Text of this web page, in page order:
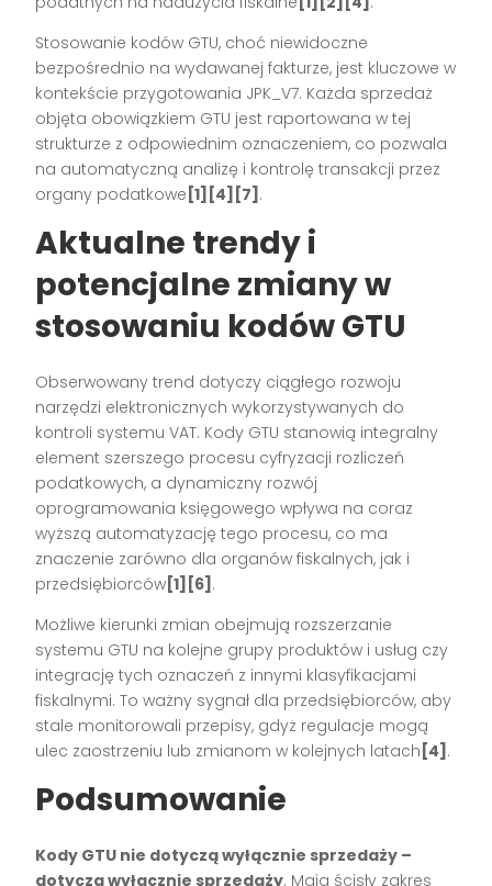
Stosowanie kodów GTU, choć niewidoczne
bezpośrednio na wydawanej fakturze, jest kluczowe w
kontekście przygotowania JPK_V7. Każda sprzedaż
objęta obowiązkiem GTU jest raportowana w tej
strukturze z odpowiednim oznaczeniem, co pozwala
na automatyczną analizę i kontrolę transakcji przez
organy podatkowe [1][4][7] .
Aktualne trendy i
potencjalne zmiany w
stosowaniu kodów GTU
Obserwowany trend dotyczy ciągłego rozwoju
narzędzi elektronicznych wykorzystywanych do
kontroli systemu VAT. Kody GTU stanowią integralny
element szerszego procesu cyfryzacji rozliczeń
podatkowych, a dynamiczny rozwój
oprogramowania księgowego wpływa na coraz
wyższą automatyzację tego procesu, co ma
znaczenie zarówno dla organów fiskalnych, jak i
przedsiębiorców [1][6] .
Możliwe kierunki zmian obejmują rozszerzanie
systemu GTU na kolejne grupy produktów i usług czy
integrację tych oznaczeń z innymi klasyfikacjami
fiskalnymi. To ważny sygnał dla przedsiębiorców, aby
stale monitorowali przepisy, gdyż regulacje mogą
ulec zaostrzeniu lub zmianom w kolejnych latach [4] .
Podsumowanie
Kody GTU nie dotyczą wyłącznie sprzedaży –
dotyczą wyłącznie sprzedaży. Mają ścisły zakres